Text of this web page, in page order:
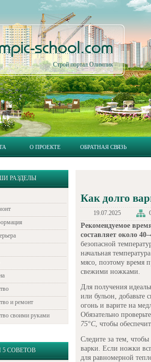
school.com
Строй портал Олимпик
О ПРОЕКТЕ ОБРАТНАЯ СВЯЗЬ
РАЗДЕЛЫ
и ремонт
своими руками
5 СОВЕТОВ
Как долго
19.07.2025
Рекомендуемое
составляет около
безопасной
начальная
мясо, поэтому время
свежими ножками.
Для получения
или бульон, добавьте
огонь и варите на
Обязательно
75°C, чтобы
Следите за тем,
варки. Если ножки
для равномерной